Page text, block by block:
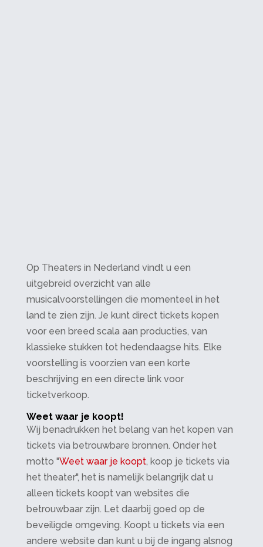
Op Theaters in Nederland vindt u een
uitgebreid overzicht van alle
musicalvoorstellingen die momenteel in het
land te zien zijn. Je kunt direct tickets kopen
voor een breed scala aan producties, van
klassieke stukken tot hedendaagse hits. Elke
voorstelling is voorzien van een korte
beschrijving en een directe link voor
ticketverkoop.
Weet waar je koopt!
Wij benadrukken het belang van het kopen van
tickets via betrouwbare bronnen. Onder het
motto "Weet waar je koopt, koop je tickets via
het theater", het is namelijk belangrijk dat u
alleen tickets koopt van websites die
betrouwbaar zijn. Let daarbij goed op de
beveiligde omgeving. Koopt u tickets via een
andere website dan kunt u bij de ingang alsnog